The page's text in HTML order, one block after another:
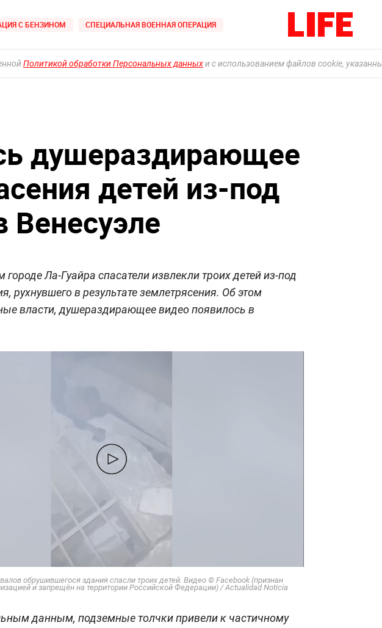
С БЕНЗИНОМ СПЕЦИАЛЬНАЯ ВОЕННАЯ ОПЕРАЦИЯ
Политикой обработки Персональных данныхи с использованием файлов cookie,
душераздирающее
детей из-под
Венесуэле
городе Ла-Гуайра спасатели извлекли троих детей из-под
рухнувшего в результате землетрясения. Об этом
власти, душераздирающее видео появилось в
обрушившегося здания спасли троих детей. Видео © Facebook (признан
и запрещён на территории Российской Федерации) / Actualidad Noticia
данным, подземные толчки привели к частичному